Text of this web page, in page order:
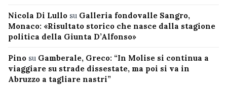
Nicola Di Lullo su Galleria fondovalle Sangro,
Monaco: «Risultato storico che nasce dalla stagione
politica della Giunta D’Alfonso»
Pino su Gamberale, Greco: “In Molise si continua a
viaggiare su strade dissestate, ma poi si va in
Abruzzo a tagliare nastri”